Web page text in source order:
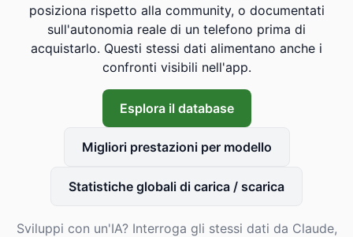
posiziona rispetto alla community, o documentati
sull'autonomia reale di un telefono prima di
acquistarlo. Questi stessi dati alimentano anche i
confronti visibili nell'app.
Esplora il database
Migliori prestazioni per modello
Statistiche globali di carica / scarica
Sviluppi con un'IA? Interroga gli stessi dati da Claude,